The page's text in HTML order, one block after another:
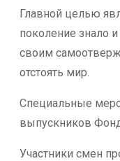
Главной целью
поколение знало
своим
отстоять мир.
Специальные
выпускников
Участники смен